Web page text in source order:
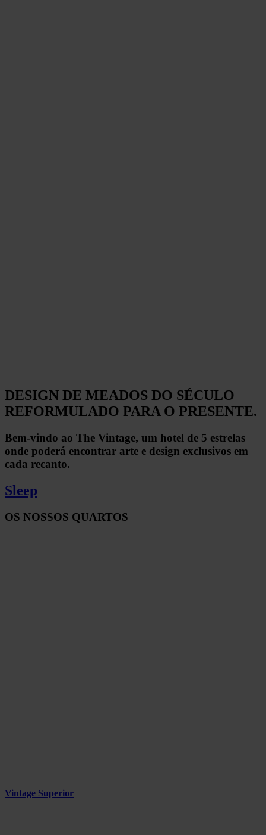
DESIGN DE MEADOS DO SÉCULO
REFORMULADO PARA O PRESENTE.
Bem-vindo ao The Vintage, um hotel de 5 estrelas
onde poderá encontrar arte e design exclusivos em
cada recanto.
Sleep
OS NOSSOS QUARTOS
Vintage Superior